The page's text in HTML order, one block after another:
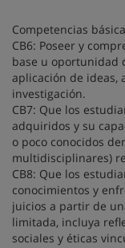
Competencias
CB6: Poseer y
base u oportunidad
aplicación de ideas,
investigación.
CB7: Que los
adquiridos y su
o poco conocidos
multidisciplinares)
CB8: Que los
conocimientos y
juicios a partir de
limitada, incluya
sociales y éticas